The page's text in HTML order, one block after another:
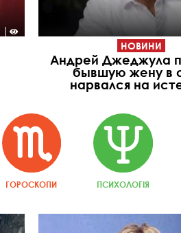
НОВИНИ
Андрей Джеджула
бывшую жену в
нарвался на
ГОРОСКОПИ ПСИХОЛОГІЯ